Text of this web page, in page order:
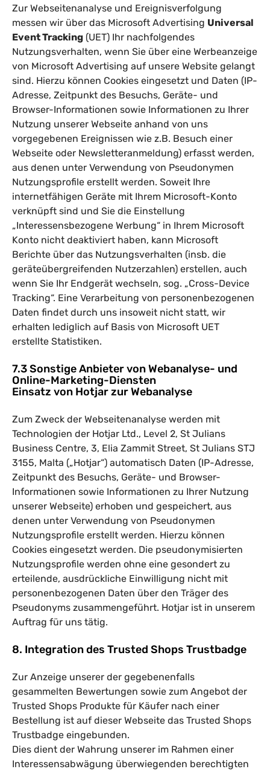
Zur Webseitenanalyse und Ereignisverfolgung
messen wir über das Microsoft Advertising Universal
Event Tracking (UET) Ihr nachfolgendes
Nutzungsverhalten, wenn Sie über eine Werbeanzeige
von Microsoft Advertising auf unsere Website gelangt
sind. Hierzu können Cookies eingesetzt und Daten (IP-
Adresse, Zeitpunkt des Besuchs, Geräte- und
Browser-Informationen sowie Informationen zu Ihrer
Nutzung unserer Webseite anhand von uns
vorgegebenen Ereignissen wie z.B. Besuch einer
Webseite oder Newsletteranmeldung) erfasst werden,
aus denen unter Verwendung von Pseudonymen
Nutzungsprofile erstellt werden. Soweit Ihre
internetfähigen Geräte mit Ihrem Microsoft-Konto
verknüpft sind und Sie die Einstellung
„Interessensbezogene Werbung“ in Ihrem Microsoft
Konto nicht deaktiviert haben, kann Microsoft
Berichte über das Nutzungsverhalten (insb. die
geräteübergreifenden Nutzerzahlen) erstellen, auch
wenn Sie Ihr Endgerät wechseln, sog. „Cross-Device
Tracking“. Eine Verarbeitung von personenbezogenen
Daten findet durch uns insoweit nicht statt, wir
erhalten lediglich auf Basis von Microsoft UET
erstellte Statistiken.
7.3 Sonstige Anbieter von Webanalyse- und
Online-Marketing-Diensten
Einsatz von Hotjar zur Webanalyse
Zum Zweck der Webseitenanalyse werden mit
Technologien der Hotjar Ltd., Level 2, St Julians
Business Centre, 3, Elia Zammit Street, St Julians STJ
3155, Malta („Hotjar“) automatisch Daten (IP-Adresse,
Zeitpunkt des Besuchs, Geräte- und Browser-
Informationen sowie Informationen zu Ihrer Nutzung
unserer Webseite) erhoben und gespeichert, aus
denen unter Verwendung von Pseudonymen
Nutzungsprofile erstellt werden. Hierzu können
Cookies eingesetzt werden. Die pseudonymisierten
Nutzungsprofile werden ohne eine gesondert zu
erteilende, ausdrückliche Einwilligung nicht mit
personenbezogenen Daten über den Träger des
Pseudonyms zusammengeführt. Hotjar ist in unserem
Auftrag für uns tätig.
8. Integration des Trusted Shops Trustbadge
Zur Anzeige unserer der gegebenenfalls
gesammelten Bewertungen sowie zum Angebot der
Trusted Shops Produkte für Käufer nach einer
Bestellung ist auf dieser Webseite das Trusted Shops
Trustbadge eingebunden.
Dies dient der Wahrung unserer im Rahmen einer
Interessensabwägung überwiegenden berechtigten